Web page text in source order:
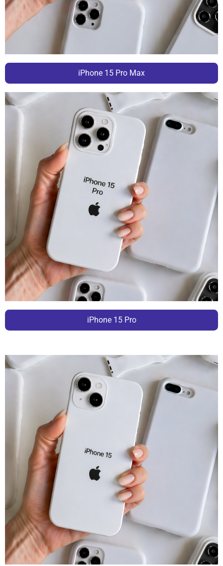
iPhone 15 Pro Max
iPhone 15 Pro